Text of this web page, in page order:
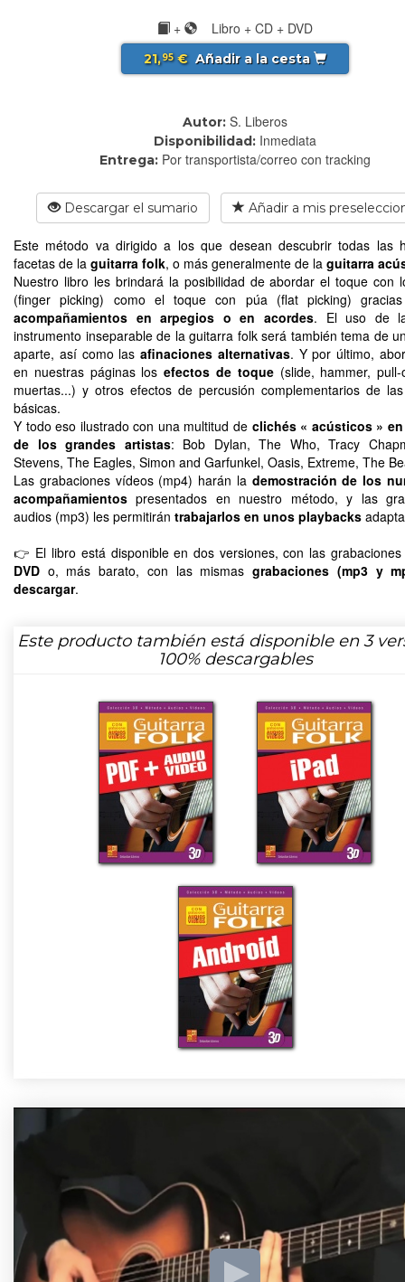
+ Libro + CD + DVD
21,95€ Añadir a la cesta
Autor: S. Liberos
Disponibilidad: Inmediata
Entrega: Por transportista/correo con tracking
Descargar el sumario Añadir a mis
Este método va dirigido a los que desean descubrir todas las
facetas de la guitarra folk, o más generalmente de la guitarra
Nuestro libro les brindará la posibilidad de abordar el toque con
(finger picking) como el toque con púa (flat picking)
acompañamientos en arpegios o en acordes. El uso de
instrumento inseparable de la guitarra folk será también tema de
aparte, así como lasafinaciones alternativas. Y por último,
en nuestras páginas losefectos de toque(slide, hammer, pull-
muertas...) y otros efectos de percusión complementarios de
básicas.
Y todo eso ilustrado con una multitud de clichés « acústicos »
de los grandes artistas: Bob Dylan, The Who, Tracy
Stevens, The Eagles, Simon and Garfunkel, Oasis, Extreme, The
Las grabaciones vídeos (mp4) harán la demostración de los
acompañamientos presentados en nuestro método, y las
audios (mp3) les permitirán trabajarlos en unos playbacks
👉 El libro está disponible en dos versiones, con las
DVD o, más barato, con las mismasgrabaciones (mp3 y
descargar.
Este producto también está disponible en 3
100% descargables